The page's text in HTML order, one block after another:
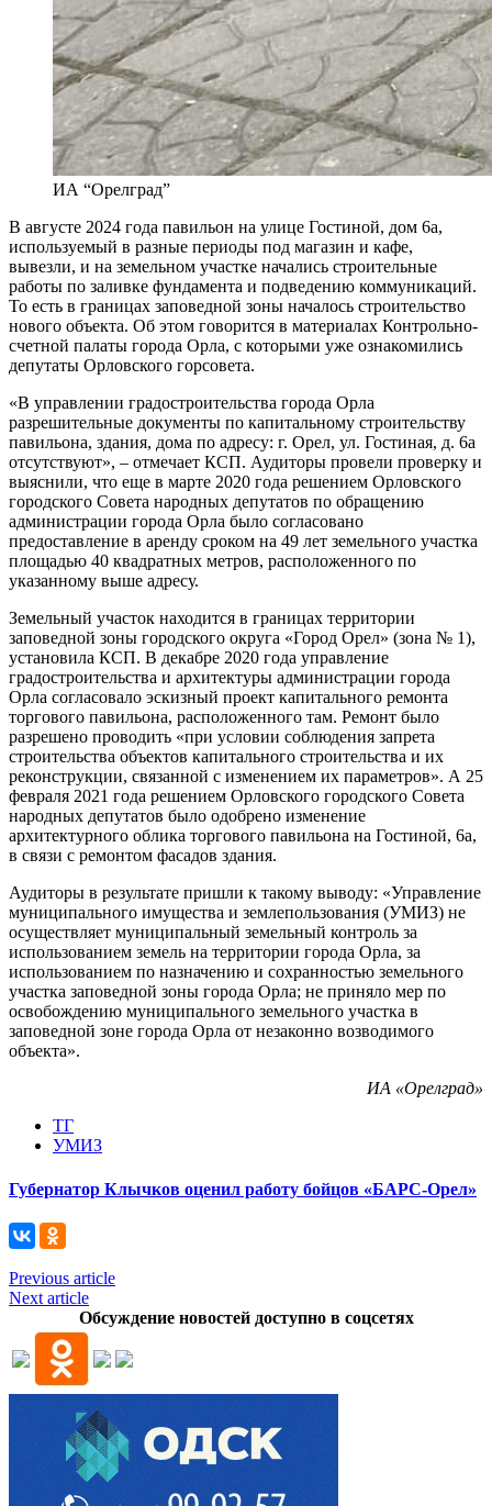
ИА “Орелград”
В августе 2024 года павильон на улице Гостиной, дом 6а,
используемый в разные периоды под магазин и кафе,
вывезли, и на земельном участке начались строительные
работы по заливке фундамента и подведению коммуникаций.
То есть в границах заповедной зоны началось строительство
нового объекта. Об этом говорится в материалах Контрольно-
счетной палаты города Орла, с которыми уже ознакомились
депутаты Орловского горсовета.
«В управлении градостроительства города Орла
разрешительные документы по капитальному строительству
павильона, здания, дома по адресу: г. Орел, ул. Гостиная, д. 6а
отсутствуют», – отмечает КСП. Аудиторы провели проверку и
выяснили, что еще в марте 2020 года решением Орловского
городского Совета народных депутатов по обращению
администрации города Орла было согласовано
предоставление в аренду сроком на 49 лет земельного участка
площадью 40 квадратных метров, расположенного по
указанному выше адресу.
Земельный участок находится в границах территории
заповедной зоны городского округа «Город Орел» (зона № 1),
установила КСП. В декабре 2020 года управление
градостроительства и архитектуры администрации города
Орла согласовало эскизный проект капитального ремонта
торгового павильона, расположенного там. Ремонт было
разрешено проводить «при условии соблюдения запрета
строительства объектов капитального строительства и их
реконструкции, связанной с изменением их параметров». А 25
февраля 2021 года решением Орловского городского Совета
народных депутатов было одобрено изменение
архитектурного облика торгового павильона на Гостиной, 6а,
в связи с ремонтом фасадов здания.
Аудиторы в результате пришли к такому выводу: «Управление
муниципального имущества и землепользования (УМИЗ) не
осуществляет муниципальный земельный контроль за
использованием земель на территории города Орла, за
использованием по назначению и сохранностью земельного
участка заповедной зоны города Орла; не приняло мер по
освобождению муниципального земельного участка в
заповедной зоне города Орла от незаконно возводимого
объекта».
ИА «Орелград»
ТГ
УМИЗ
Губернатор Клычков оценил работу бойцов «БАРС-Орел»
Previous article
Next article
Обсуждение новостей доступно в соцсетях